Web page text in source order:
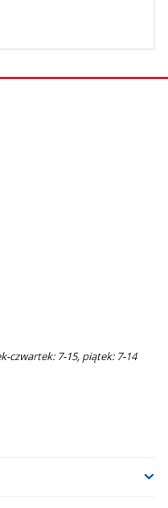
czwartek: 7-15, piątek: 7-14